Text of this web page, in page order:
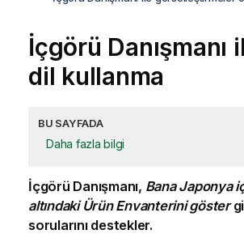
İçgörü Danışmanı
dil kullanma
BU SAYFADA
Daha fazla bilgi
İçgörü Danışmanı, Bana Japonya
altındaki Ürün Envanterini göster
sorularını destekler.